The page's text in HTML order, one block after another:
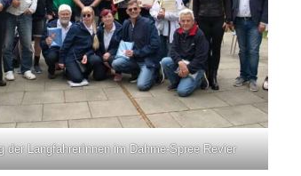
der LangfahrerInnen im Dahme-Spree Revier